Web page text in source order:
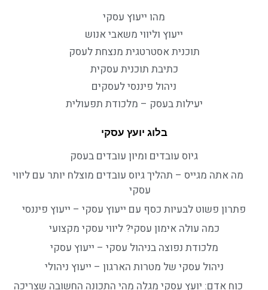
מהו ייעוץ עסקי
ייעוץ וליווי משאבי אנוש
תוכנית אסטרטגית מנצחת לעסק
כתיבת תוכנית עסקית
ניהול פיננסי לעסקים
יעילות בעסק – מלכודת תפעולית
בלוג יועץ עסקי
גיוס עובדים ומיון עובדים בעסק
מה אתה מגייס – תהליך גיוס עובדים מוצלח יותר עם ליווי
עסקי
פתרון פשוט לבעיות כסף עם ייעוץ עסקי – ייעוץ פיננסי
כמה עולה אימון עסקי? ליווי עסקי מקצועי
מלכודת נפוצה בניהול עסקי – ייעוץ עסקי
ניהול עסקי של מטרות הארגון – ייעוץ ניהולי
כוח אדם: יועץ עסקי מגלה מהי התכונה החשובה שצריכה